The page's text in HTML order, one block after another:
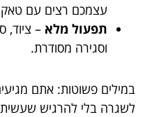
עצמכם רצים עם
תפעול מלא – ציוד,
וסגירה מסודרת.
במילים פשוטות: אתם
לשגרה בלי להרגיש